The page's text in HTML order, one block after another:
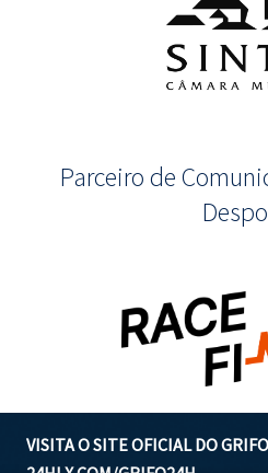
Parceiro de
VISITA O SITE OFICIAL DO